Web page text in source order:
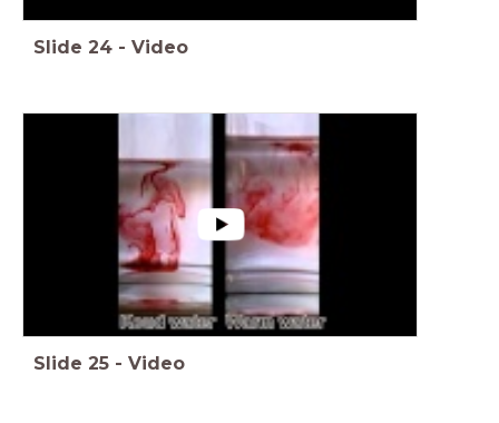
Slide 24 - Video
Slide 25 - Video